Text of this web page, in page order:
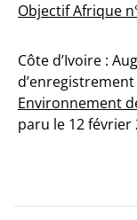
Objectif Afrique
Côte d’Ivoire :
Environnement
paru le 12 février